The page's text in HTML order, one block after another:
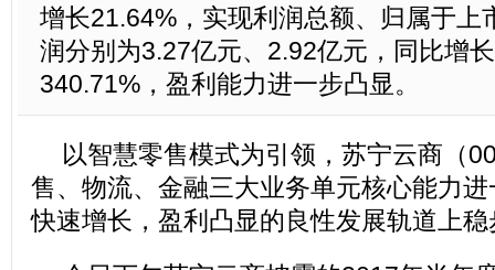
增长21.64%，实现利润总额、归属于上
润分别为3.27亿元、2.92亿元，同比增
340.71%，盈利能力进一步凸显。
以智慧零售模式为引领，苏宁云商（
售、物流、金融三大业务单元核心能力
快速增长，盈利凸显的良性发展轨道上